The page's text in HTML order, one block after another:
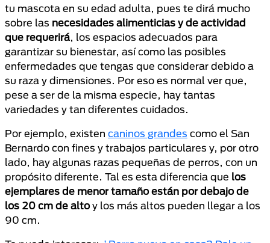
tu mascota en su edad adulta, pues te dirá mucho
sobre las necesidades alimenticias y de actividad
que requerirá, los espacios adecuados para
garantizar su bienestar, así como las posibles
enfermedades que tengas que considerar debido a
su raza y dimensiones. Por eso es normal ver que,
pese a ser de la misma especie, hay tantas
variedades y tan diferentes cuidados.
Por ejemplo, existen caninos grandes como el San
Bernardo con fines y trabajos particulares y, por otro
lado, hay algunas razas pequeñas de perros, con un
propósito diferente. Tal es esta diferencia que los
ejemplares de menor tamaño están por debajo de
los 20 cm de altoy los más altos pueden llegar a los
90 cm.